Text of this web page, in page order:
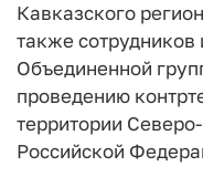
Кавказского
также
Объединенной
проведению
территории
Российской